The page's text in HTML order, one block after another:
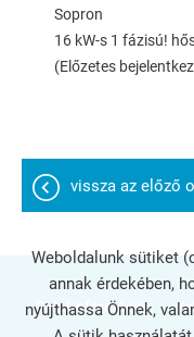
Sopron
16 kW-s 1 fázisú!
(Előzetes
vissza az előző
Oldal információk
Weboldalunk sütiket
annak érdekében,
nyújthassa Önnek,